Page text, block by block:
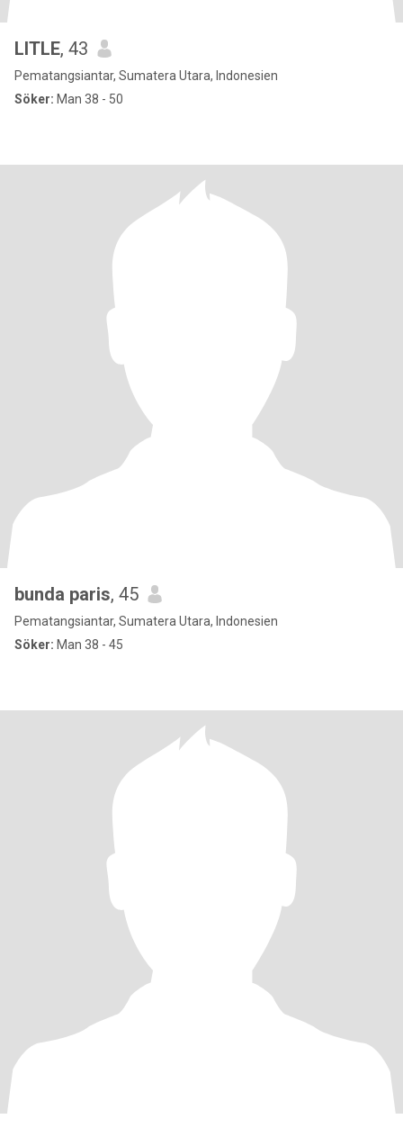
LITLE, 43
Pematangsiantar, Sumatera Utara, Indonesien
Söker: Man 38 - 50
bunda paris, 45
Pematangsiantar, Sumatera Utara, Indonesien
Söker: Man 38 - 45